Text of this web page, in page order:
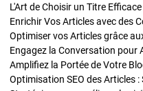
L'Art de Choisir un Titre
Optimiser vos Articles grâce
Engagez la Conversation pour
Amplifiez la Portée de Votre